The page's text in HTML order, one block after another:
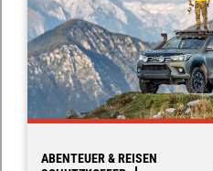
ABENTEUER & REISEN